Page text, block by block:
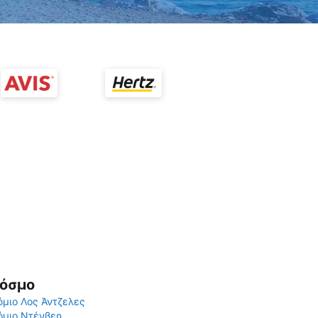
Λος Άντζελες
Ντένβερ